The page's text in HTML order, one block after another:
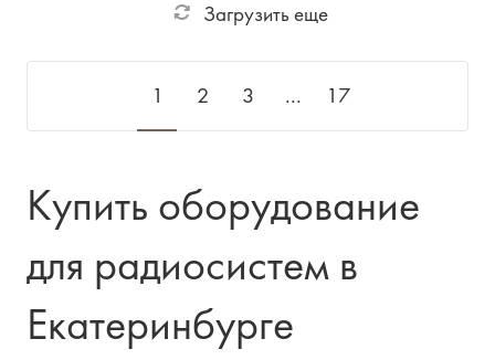
Загрузить еще
1 2 3 ... 17
Купить оборудование
для радиосистем в
Екатеринбурге